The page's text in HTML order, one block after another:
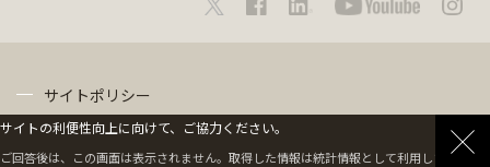
サイトポリシー
サイトの利便性向上に向けて、ご協力ください。
ご回答後は、この画面は表示されません。取得した情報は統計情報として利用します。